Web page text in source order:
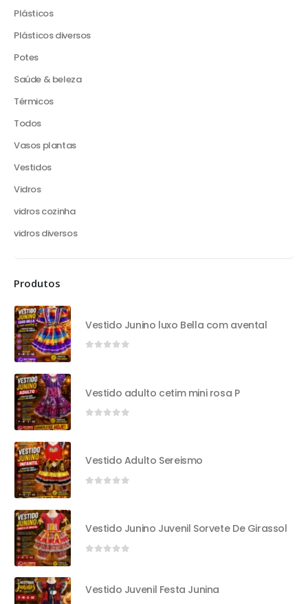
Plásticos
Plásticos diversos
Potes
Saúde & beleza
Térmicos
Todos
Vasos plantas
Vestidos
Vidros
vidros cozinha
vidros diversos
Produtos
Vestido Junino luxo Bella com avental
Vestido adulto cetim mini rosa P
Vestido Adulto Sereismo
Vestido Junino Juvenil Sorvete De Girassol
Vestido Juvenil Festa Junina